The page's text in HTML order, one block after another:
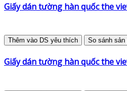
Giấy dán tường hàn quốc the
Thêm vào DS yêu thích So sánh sản
Giấy dán tường hàn quốc the